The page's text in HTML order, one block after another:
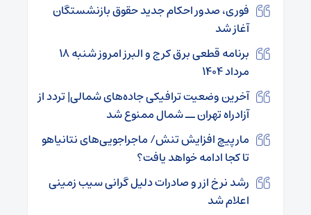
فوری، صدور احکام جدید حقوق بازنشستگان
آغاز شد
برنامه قطعی برق کرج و البرز امروز شنبه ۱۸
مرداد ۱۴۰۴
آخرین وضعیت ترافیکی جاده‌های شمالی| تردد از
آزادراه تهران ــ شمال ممنوع شد
مارپیچ افزایش تنش/ ماجراجویی‌های نتانیاهو
تا کجا ادامه خواهد یافت؟
رشد نرخ ازر و صادرات دلیل گرانی سیب زمینی
اعلام شد